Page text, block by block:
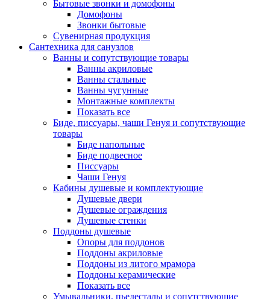
Бытовые звонки и домофоны
Домофоны
Звонки бытовые
Сувенирная продукция
Сантехника для санузлов
Ванны и сопутствующие товары
Ванны акриловые
Ванны стальные
Ванны чугунные
Монтажные комплекты
Показать все
Биде, писсуары, чаши Генуя и сопутствующие
товары
Биде напольные
Биде подвесное
Писсуары
Чаши Генуя
Кабины душевые и комплектующие
Душевые двери
Душевые ограждения
Душевые стенки
Поддоны душевые
Опоры для поддонов
Поддоны акриловые
Поддоны из литого мрамора
Поддоны керамические
Показать все
Умывальники, пьедесталы и сопутствующие